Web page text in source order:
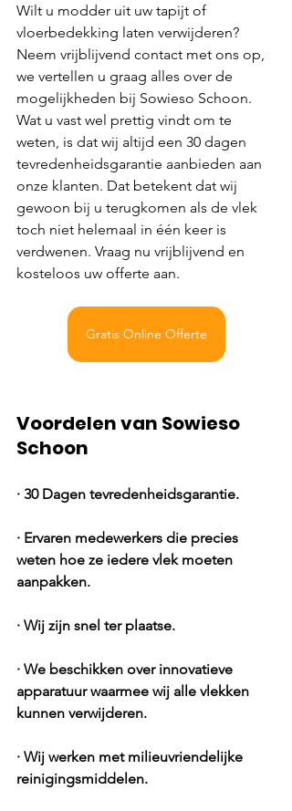
Wilt u modder uit uw tapijt of
vloerbedekking laten verwijderen?
Neem vrijblijvend contact met ons op,
we vertellen u graag alles over de
mogelijkheden bij Sowieso Schoon.
Wat u vast wel prettig vindt om te
weten, is dat wij altijd een 30 dagen
tevredenheidsgarantie aanbieden aan
onze klanten. Dat betekent dat wij
gewoon bij u terugkomen als de vlek
toch niet helemaal in één keer is
verdwenen. Vraag nu vrijblijvend en
kosteloos uw offerte aan.
Gratis Online Offerte
Voordelen van Sowieso
Schoon
· 30 Dagen tevredenheidsgarantie.
· Ervaren medewerkers die precies
weten hoe ze iedere vlek moeten
aanpakken.
· Wij zijn snel ter plaatse.
· We beschikken over innovatieve
apparatuur waarmee wij alle vlekken
kunnen verwijderen.
· Wij werken met milieuvriendelijke
reinigingsmiddelen.